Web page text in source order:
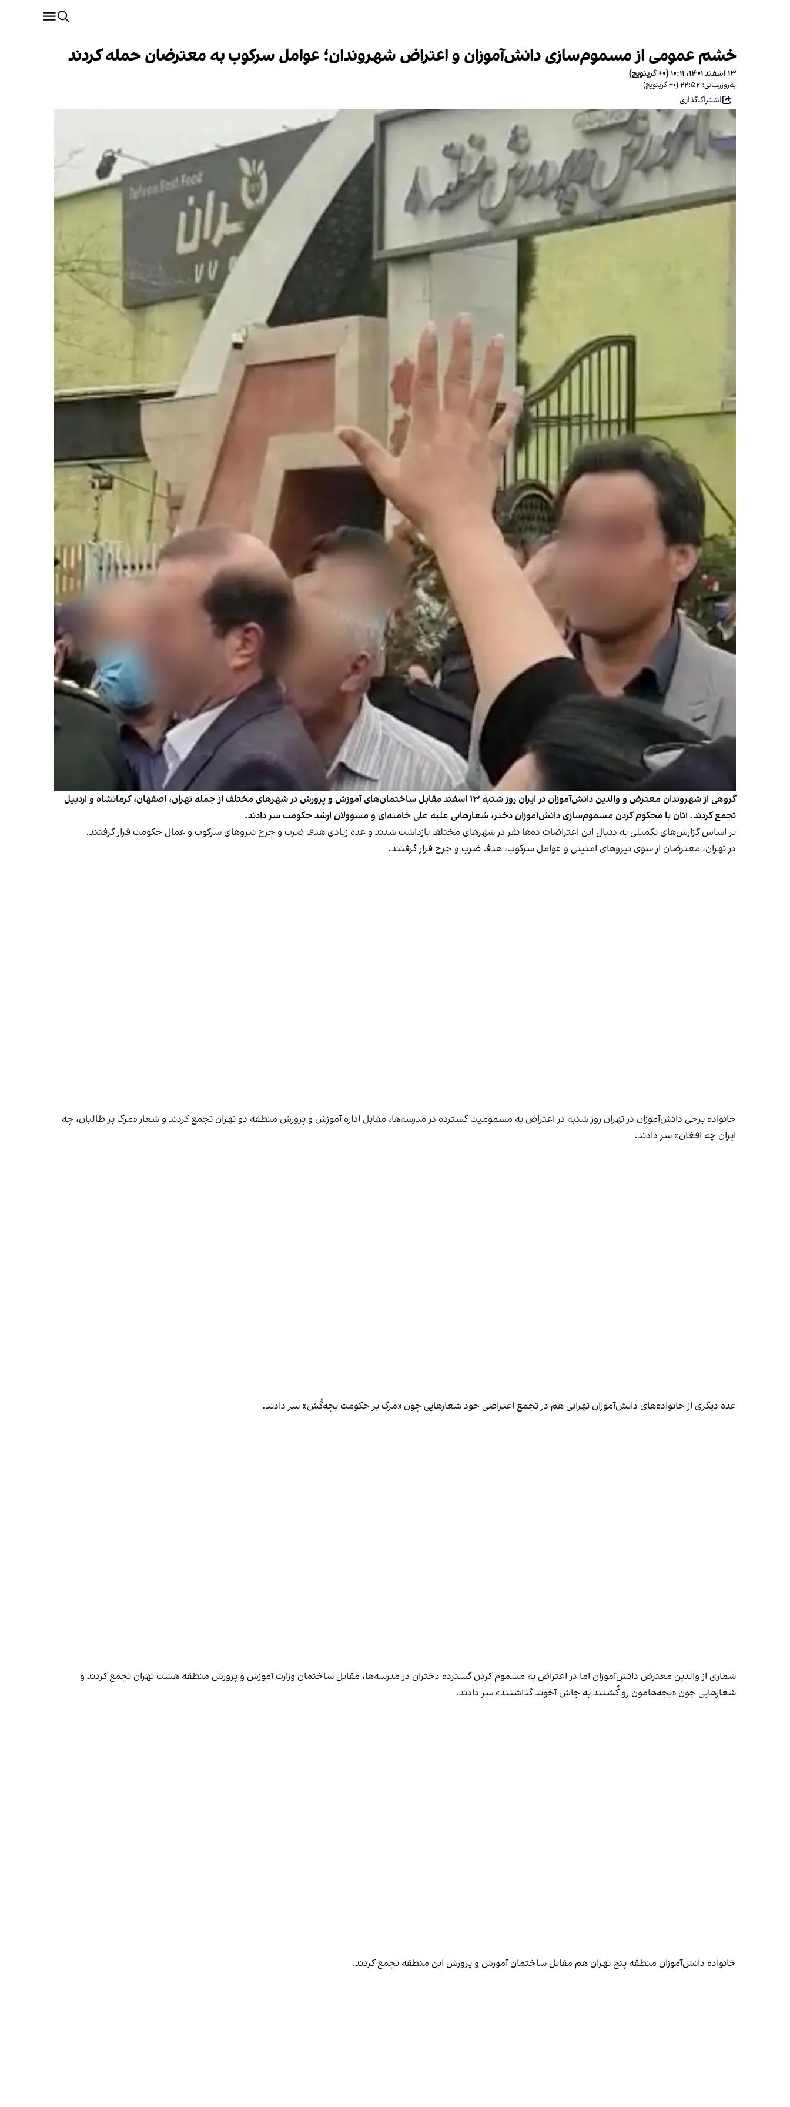
خشم عمومی از مسموم‌سازی دانش‌آموزان و اعتراض شهروندان؛ عوامل سرکوب به معترضان حمله کردند
۱۳ اسفند ۱۴۰۱، ۱۰:۱۱ (‎+۰ گرینویچ)
به‌روزرسانی: ۲۲:۵۲ (‎+۰ گرینویچ)
اشتراک‌گذاری
گروهی از شهروندان معترض و والدین دانش‌آموزان در ایران روز شنبه ۱۳ اسفند مقابل ساختمان‌های آموزش و پرورش در شهرهای مختلف از جمله تهران، اصفهان، کرمانشاه و اردبیل
تجمع کردند. آنان با محکوم کردن مسموم‌سازی دانش‌آموزان دختر، شعارهایی علیه علی خامنه‌ای و مسوولان ارشد حکومت سر دادند.
بر اساس گزارش‌های تکمیلی به دنبال این اعتراضات ده‌ها نفر در شهرهای مختلف بازداشت شدند و عده زیادی هدف ضرب و جرح نیروهای سرکوب و عمال حکومت قرار گرفتند.
در تهران، معترضان از سوی نیروهای امنیتی و عوامل سرکوب، هدف ضرب و جرح قرار گرفتند.
خانواده برخی دانش‌آموزان در تهران روز شنبه در اعتراض به مسمومیت گسترده در مدرسه‌ها، مقابل اداره آموزش و پرورش منطقه دو تهران تجمع کردند و شعار «مرگ بر طالبان، چه
ایران چه افغان» سر دادند.
عده دیگری از خانواده‌های دانش‌آموزان تهرانی هم در تجمع اعتراضی خود شعارهایی چون «مرگ بر حکومت بچه‌کُش» سر دادند.
شماری از والدین معترض دانش‌آموزان اما در اعتراض به مسموم کردن گسترده دختران در مدرسه‌ها، مقابل ساختمان وزارت آموزش و پرورش منطقه هشت تهران تجمع کردند و
شعارهایی چون «بچه‌هامون رو کُشتند به جاش آخوند گذاشتند» سر دادند.
خانواده دانش‌آموزان منطقه پنج تهران هم مقابل ساختمان آمورش و پرورش این منطقه تجمع کردند.